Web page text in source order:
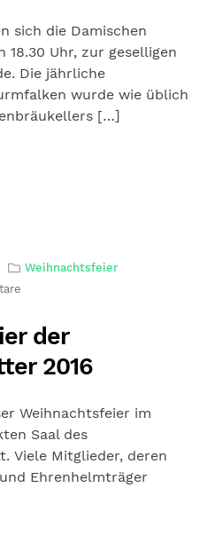
sich die Damischen
18.30 Uhr, zur geselligen
Die jährliche
wurde wie üblich
[…]
Weihnachtsfeier
der
2016
Weihnachtsfeier im
Saal des
Viele Mitglieder, deren
Ehrenhelmträger